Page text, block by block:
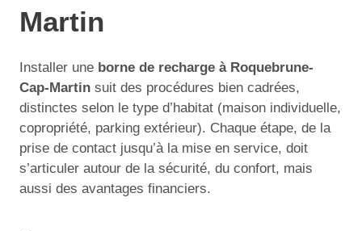
Martin
Installer une borne de recharge à Roquebrune-
Cap-Martin suit des procédures bien cadrées,
distinctes selon le type d’habitat (maison individuelle,
copropriété, parking extérieur). Chaque étape, de la
prise de contact jusqu’à la mise en service, doit
s’articuler autour de la sécurité, du confort, mais
aussi des avantages financiers.